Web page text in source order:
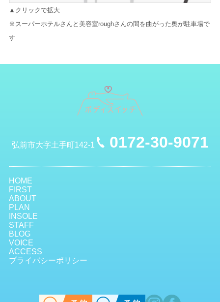
▲クリックで拡大
※スーパーホテルさんと美容室roughさんの間を曲がった奥が駐車場で
す
HOME
FIRST
ABOUT
PLAN
INSOLE
STAFF
BLOG
VOICE
ACCESS
プライバシーポリシー
弘前市大字土手町142-1 0172-30-9071